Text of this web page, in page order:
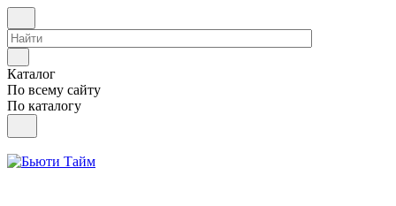
Каталог
По всему сайту
По каталогу